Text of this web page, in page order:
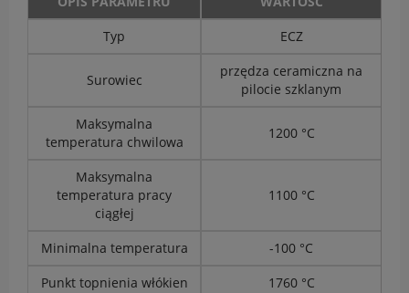
Typ
ECZ
Surowiec
przędza ceramiczna na
pilocie szklanym
Maksymalna
temperatura chwilowa
1200 °C
Maksymalna
temperatura pracy
ciągłej
1100 °C
Minimalna temperatura
-100 °C
Punkt topnienia włókien
1760 °C